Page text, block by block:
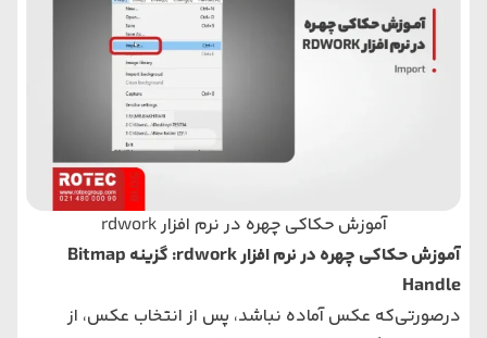
آموزش حکاکی چهره در نرم افزار rdwork
آموزش حکاکی چهره در نرم افزار rdwork: گزینه Bitmap
Handle
درصورتی‌که عکس آماده نباشد، پس از انتخاب عکس، از